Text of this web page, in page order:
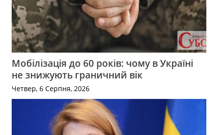
Мобілізація до 60 років: чому в Україні
не знижують граничний вік
Четвер, 6 Серпня, 2026